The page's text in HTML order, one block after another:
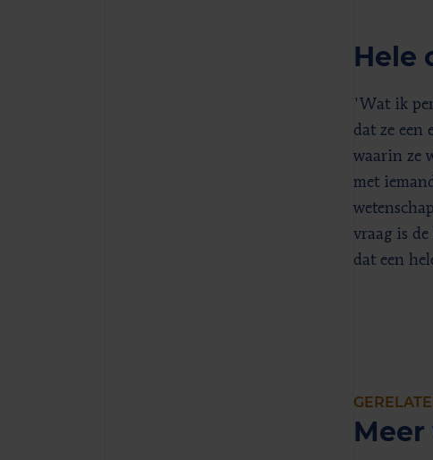
Hele
'Wat ik
dat ze een
waarin ze
met
vraag is
dat een